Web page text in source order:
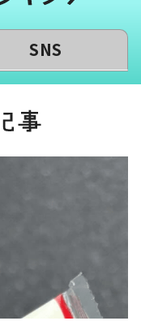
SNS